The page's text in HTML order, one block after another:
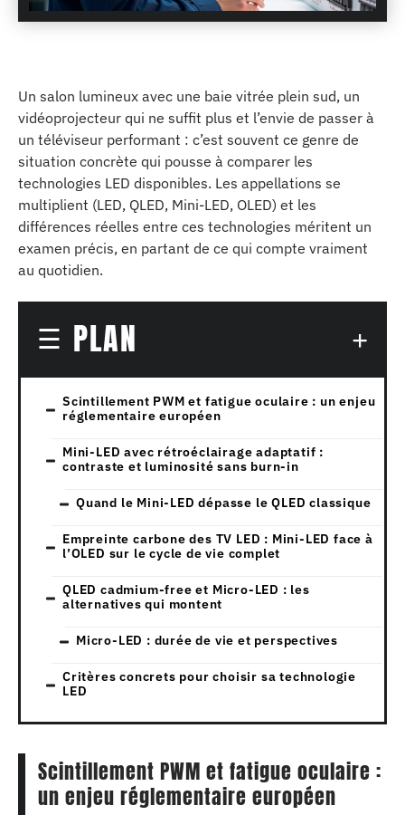
Un salon lumineux avec une baie vitrée plein sud, un
vidéoprojecteur qui ne suffit plus et l’envie de passer à
un téléviseur performant : c’est souvent ce genre de
situation concrète qui pousse à comparer les
technologies LED disponibles. Les appellations se
multiplient (LED, QLED, Mini-LED, OLED) et les
différences réelles entre ces technologies méritent un
examen précis, en partant de ce qui compte vraiment
au quotidien.
PLAN
Scintillement PWM et fatigue oculaire : un enjeu
réglementaire européen
Mini-LED avec rétroéclairage adaptatif :
contraste et luminosité sans burn-in
Quand le Mini-LED dépasse le QLED classique
Empreinte carbone des TV LED : Mini-LED face à
l’OLED sur le cycle de vie complet
QLED cadmium-free et Micro-LED : les
alternatives qui montent
Micro-LED : durée de vie et perspectives
Critères concrets pour choisir sa technologie
LED
Scintillement PWM et fatigue oculaire :
un enjeu réglementaire européen